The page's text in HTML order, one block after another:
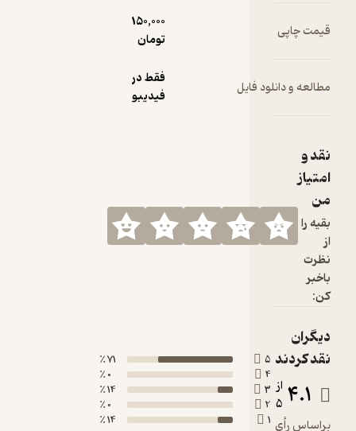
قیمت چاپی
150,000
تومان
مطالعه و دانلود فایل
فقط در
فیدیبو
نقد و
امتیاز
من
بقیه را
نظرت
باخبر
کن:
دیگران
نقد کردند
4.1 از
5
براساس رأی
5
71 ٪
3
14 ٪
2
1
14 ٪